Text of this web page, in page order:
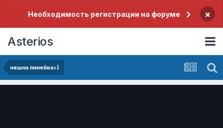
Необходимость регистрации на форуме ×
Asterios
няшна линейка=)